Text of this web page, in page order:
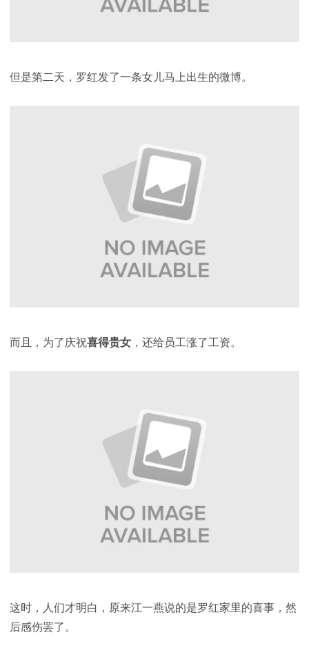
但是第二天，罗红发了一条女儿马上出生的微博。
而且，为了庆祝喜得贵女 ，还给员工涨了工资。
这时，人们才明白，原来江一燕说的是罗红家里的喜事，然
后感伤罢了。